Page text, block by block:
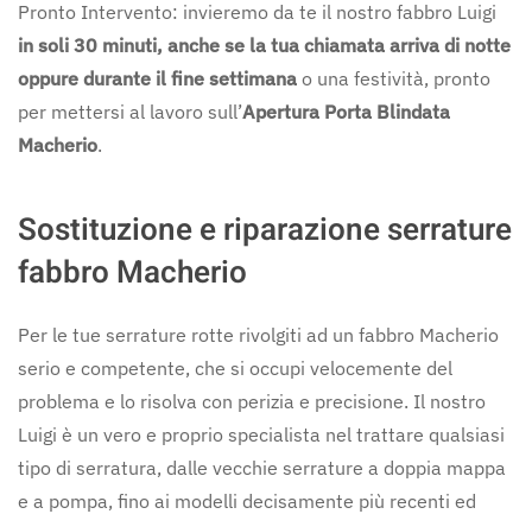
Pronto Intervento: invieremo da te il nostro fabbro Luigi
in soli 30 minuti, anche se la tua chiamata arriva di notte
oppure durante il fine settimana o una festività, pronto
per mettersi al lavoro sull’Apertura Porta Blindata
Macherio.
Sostituzione e riparazione serrature
fabbro Macherio
Per le tue serrature rotte rivolgiti ad un fabbro Macherio
serio e competente, che si occupi velocemente del
problema e lo risolva con perizia e precisione. Il nostro
Luigi è un vero e proprio specialista nel trattare qualsiasi
tipo di serratura, dalle vecchie serrature a doppia mappa
e a pompa, fino ai modelli decisamente più recenti ed